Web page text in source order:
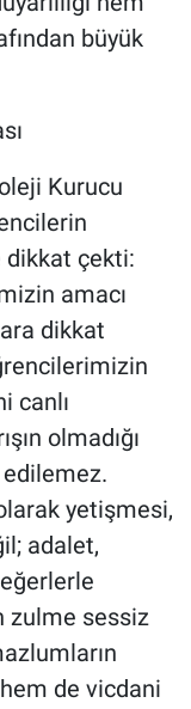
büyük
Kurucu
dikkat çekti:
amacı
dikkat
canlı
olmadığı
yetişmesi,
adalet,
zulme sessiz
de vicdani